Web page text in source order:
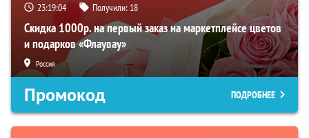
23:19:03 Получили: 18
Скидка 1000р. на первый заказ на маркетплейсе цветов
и подарков «Флаувау»
Россия
Промокод ПОДРОБНЕЕ